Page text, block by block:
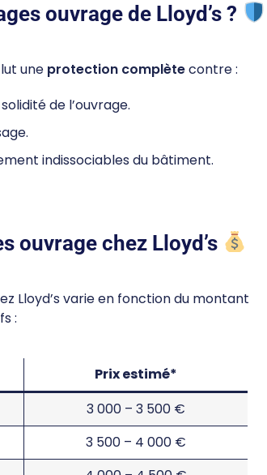
ouvrage de Lloyd’s ?
une protection complètecontre :
de l’ouvrage.
indissociables du bâtiment.
ouvrage chez Lloyd’s
Lloyd’s varie en fonction du montant
:
Prix estimé*
3 000 – 3 500 €
3 500 – 4 000 €